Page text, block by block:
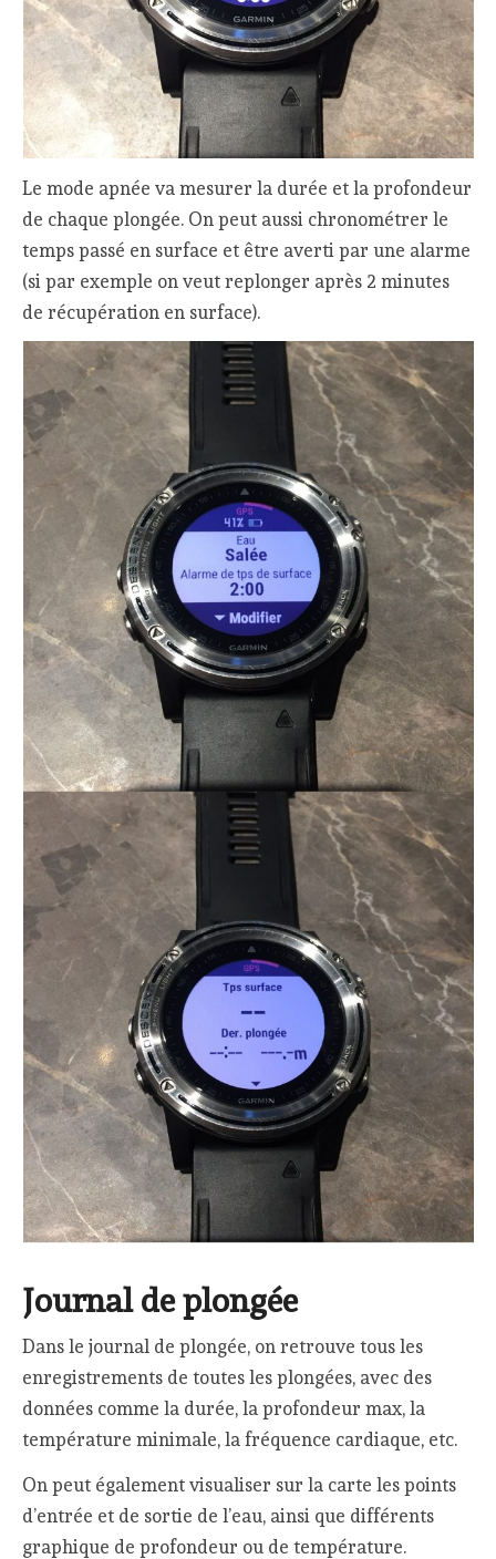
Le mode apnée va mesurer la durée et la profondeur
de chaque plongée. On peut aussi chronométrer le
temps passé en surface et être averti par une alarme
(si par exemple on veut replonger après 2 minutes
de récupération en surface).
Journal de plongée
Dans le journal de plongée, on retrouve tous les
enregistrements de toutes les plongées, avec des
données comme la durée, la profondeur max, la
température minimale, la fréquence cardiaque, etc.
On peut également visualiser sur la carte les points
d’entrée et de sortie de l’eau, ainsi que différents
graphique de profondeur ou de température.